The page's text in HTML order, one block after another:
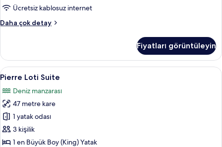
Ücretsiz kablosuz internet
Daha çok detay
Ernest
daha
fazla
detay
Fiyatları görüntüleyin
Pierre
Loti
Suite
için
tüm
fotoğrafları
görün
Pierre Loti Suite | Anti alerjik yatak
6
Pierre Loti Suite
Deniz manzarası
47 metre kare
1 yatak odası
3 kişilik
1 en Büyük Boy (King) Yatak